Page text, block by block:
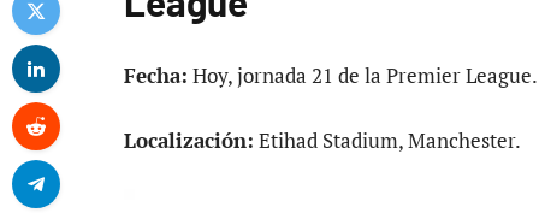
Fecha: Hoy, jornada 21 de la Premier League.
Localización: Etihad Stadium, Manchester.